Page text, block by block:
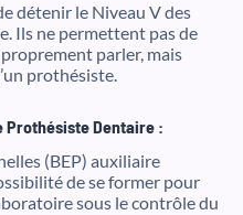
détenir le Niveau V des
Ils ne permettent pas de
parler, mais
prothésiste.
Prothésiste Dentaire :
(BEP) auxiliaire
de se former pour
sous le contrôle du